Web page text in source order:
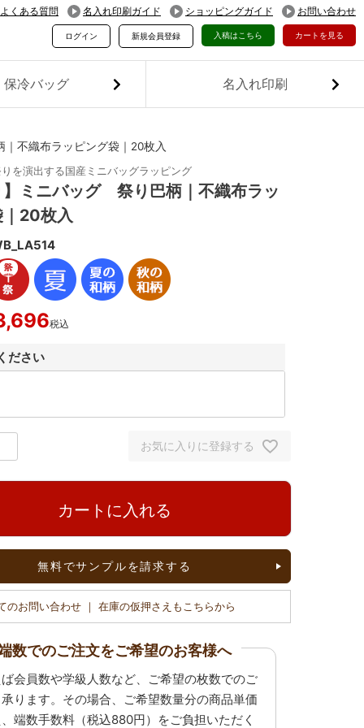
よくある質問 名入れ印刷ガイド ショッピングガイド お問い合わせ
カートを見る
入稿はこちら
ログイン 新規会員登録
保冷バッグ 名入れ印刷
不織布ラッピング袋｜20枚入
を演出する国産ミニバッグラッピング
】ミニバッグ 祭り巴柄｜不織布ラッ
｜20枚入
税込
ださい
お気に入りに登録する
カートに入れる
無料でサンプルを請求する
のお問い合わせ ｜ 在庫の仮押さえもこちらから
数でのご注文をご希望のお客様へ
会員数や学級人数など、ご希望の枚数でのご
ります。その場合、ご希望数量分の商品単価
端数手数料（税込880円）をご負担いただく